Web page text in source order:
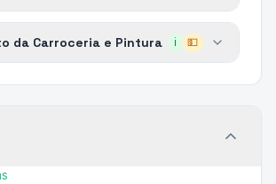
da Carroceria e Pintura ℹ️ 💵